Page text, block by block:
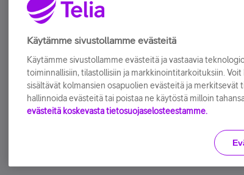
Käytämme sivustollamme evästeitä
Käytämme sivustollamme evästeitä ja vastaavia
toiminnallisiin, tilastollisiin ja markkinointitarkoituksiin.
sisältävät kolmansien osapuolien evästeitä ja merkitsevät
hallinnoida evästeitä tai poistaa ne käytöstä milloin
evästeitä koskevasta tietosuojaselosteestamme.